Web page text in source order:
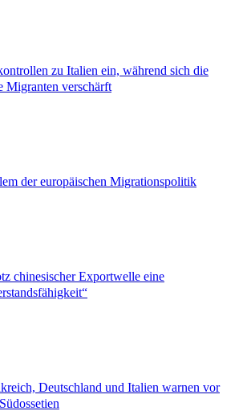
zu Italien ein, während sich die
Migranten verschärft
der europäischen Migrationspolitik
chinesischer Exportwelle eine
Deutschland und Italien warnen vor